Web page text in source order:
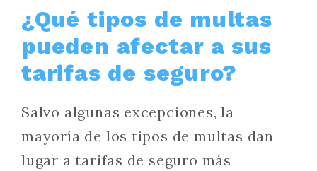
¿Qué tipos de multas
pueden afectar a sus
tarifas de seguro?
Salvo algunas excepciones, la
mayoría de los tipos de multas dan
lugar a tarifas de seguro más